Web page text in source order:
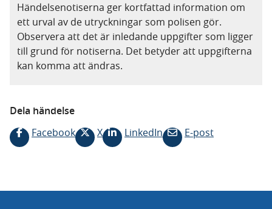
Händelsenotiserna ger kortfattad information om
ett urval av de utryckningar som polisen gör.
Observera att det är inledande uppgifter som ligger
till grund för notiserna. Det betyder att uppgifterna
kan komma att ändras.
Dela händelse
Facebook
X LinkedIn E-post